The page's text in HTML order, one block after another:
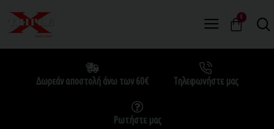
0
Δωρεάν αποστολή άνω των 60€ Τηλεφωνήστε μας
Ρωτήστε μας